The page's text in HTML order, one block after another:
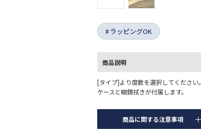
ラッピングOK
商品説明
[タイプ]より度数を選択してください。
ケースと眼鏡拭きが付属します。
商品に関する注意事項